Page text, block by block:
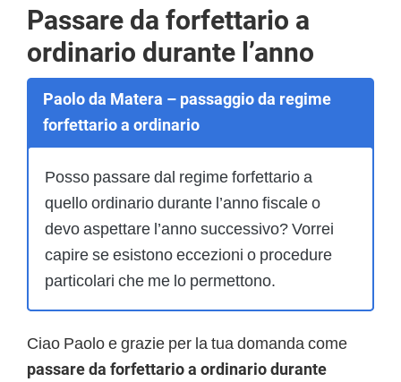
partita
Iva
forfettaria
Passare da forfettario a
ordinario durante l’anno
Paolo da Matera – passaggio da regime
forfettario a ordinario
Posso passare dal regime forfettario a
quello ordinario durante l’anno fiscale o
devo aspettare l’anno successivo? Vorrei
capire se esistono eccezioni o procedure
particolari che me lo permettono.
Ciao Paolo e grazie per la tua domanda come
passare da forfettario a ordinario durante